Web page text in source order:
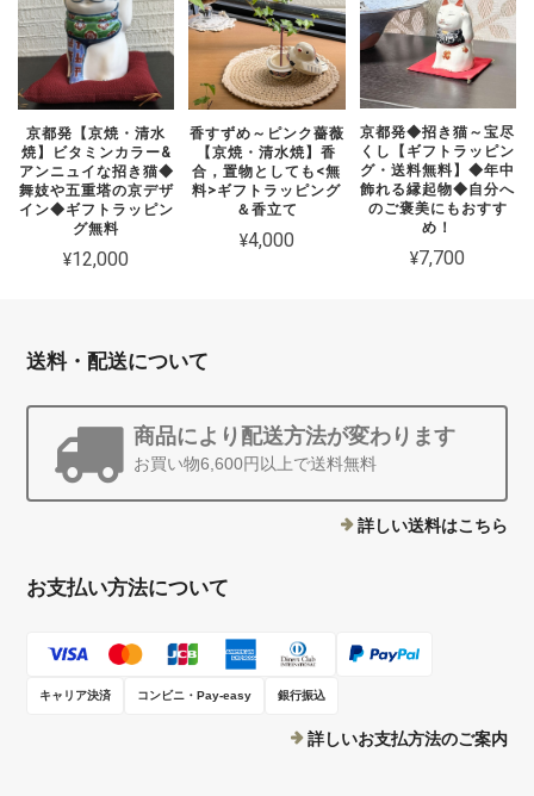
京都発【京焼・清水
焼】ビタミンカラー&
アンニュイな招き猫◆
舞妓や五重塔の京デザ
イン◆ギフトラッピン
グ無料
¥12,000
香すずめ～ピンク薔薇
【京焼・清水焼】香
合，置物としても<無
料>ギフトラッピング
＆香立て
¥4,000
京都発◆招き猫～宝尽
くし【ギフトラッピン
グ・送料無料】◆年中
飾れる縁起物◆自分へ
のご褒美にもおすす
め！
¥7,700
送料・配送について
商品により配送方法が変わります
お買い物6,600円以上で送料無料
詳しい送料はこちら
お支払い方法について
キャリア決済 コンビニ・Pay-easy 銀行振込
詳しいお支払方法のご案内